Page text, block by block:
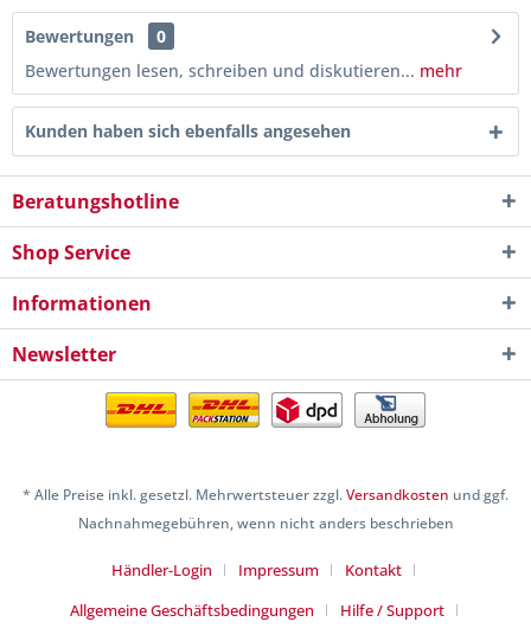
Bewertungen
0
Bewertungen lesen, schreiben und diskutieren... mehr
Kunden haben sich ebenfalls angesehen
Beratungshotline
Shop Service
Informationen
Newsletter
* Alle Preise inkl. gesetzl. Mehrwertsteuer zzgl.Versandkosten und ggf.
Nachnahmegebühren, wenn nicht anders beschrieben
Händler-Login Impressum
Kontakt
Allgemeine Geschäftsbedingungen
Hilfe / Support